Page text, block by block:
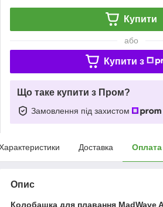
Купити
або
Купити з
Що таке купити з Пром?
Замовлення під захистом
Доставка Оплата
Опис
Колобашка для плавання MadWave